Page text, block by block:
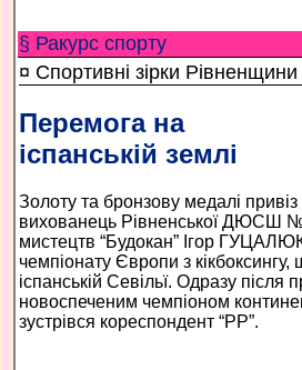
§ Ракурс спорту
¤ Спортивні зірки Рівненщини
Перемога на
іспанській землі
Золоту та бронзову медалі привіз
вихованець Рівненської ДЮСШ
мистецтв “Будокан” Ігор
чемпіонату Європи з
іспанській Севільї. Одразу після
новоспеченим чемпіоном
зустрівся кореспондент “РР”.